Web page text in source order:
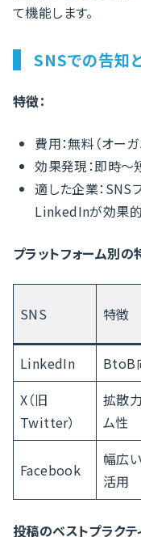
て機能します。
SNSでの告知
特徴：
費用：無料（オー
効果発現：即時〜
適した企業：SNS
LinkedInが効果的
プラットフォーム別の
SNS 特徴
LinkedIn
BtoB
X（旧
Twitter）
拡散
ム性
Facebook
幅広
活用
投稿のベストプラクテ